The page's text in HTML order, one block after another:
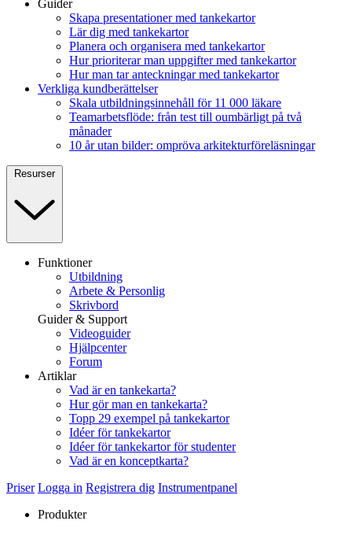
Guider
Skapa presentationer med tankekartor
Lär dig med tankekartor
Planera och organisera med tankekartor
Hur prioriterar man uppgifter med tankekartor
Hur man tar anteckningar med tankekartor
Verkliga kundberättelser
Skala utbildningsinnehåll för 11 000 läkare
Teamarbetsflöde: från test till oumbärligt på två
månader
10 år utan bilder: ompröva arkitekturföreläsningar
Resurser
Funktioner
Utbildning
Arbete & Personlig
Skrivbord
Guider & Support
Videoguider
Hjälpcenter
Forum
Artiklar
Vad är en tankekarta?
Hur gör man en tankekarta?
Topp 29 exempel på tankekartor
Idéer för tankekartor
Idéer för tankekartor för studenter
Vad är en konceptkarta?
Priser Logga in Registrera dig Instrumentpanel
Produkter